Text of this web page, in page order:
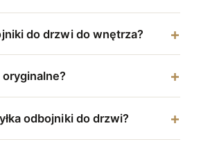
do drzwi do wnętrza?
odbojniki do drzwi?